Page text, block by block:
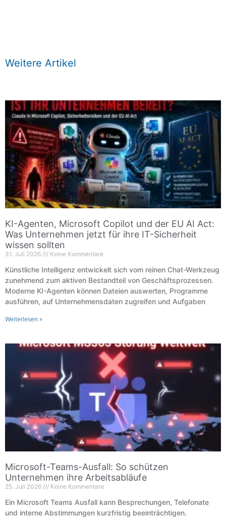
Weitere Artikel
KI-Agenten, Microsoft Copilot und der EU AI Act:
Was Unternehmen jetzt für ihre IT-Sicherheit
wissen sollten
31. Juli 2026 Keine Kommentare
Künstliche Intelligenz entwickelt sich vom reinen Chat-Werkzeug
zunehmend zum aktiven Bestandteil von Geschäftsprozessen.
Moderne KI-Agenten können Dateien auswerten, Programme
ausführen, auf Unternehmensdaten zugreifen und Aufgaben
Weiterlesen »
Microsoft-Teams-Ausfall: So schützen
Unternehmen ihre Arbeitsabläufe
25. Juli 2026 Keine Kommentare
Ein Microsoft Teams Ausfall kann Besprechungen, Telefonate
und interne Abstimmungen kurzfristig beeinträchtigen.